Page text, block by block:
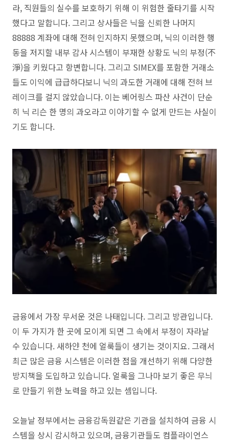
라, 직원들의 실수를 보호하기 위해 이 위험한 줄타기를 시작
했다고 말합니다. 그리고 상사들은 닉을 신뢰한 나머지
88888 계좌에 대해 전혀 인지하지 못했으며, 닉의 이러한 행
동을 저지할 내부 감사 시스템이 부재한 상황도 닉의 부정(不
淨)을 키웠다고 항변합니다. 그리고 SIMEX를 포함한 거래소
들도 이익에 급급하다보니 닉의 과도한 거래에 대해 전혀 브
레이크를 걸지 않았습니다. 이는 베어링스 파산 사건이 단순
히 닉 리슨 한 명의 과오라고 이야기할 수 없게 만드는 사실이
기도 합니다.
금융에서 가장 무서운 것은 나태입니다. 그리고 방관입니다.
이 두 가지가 한 곳에 모이게 되면 그 속에서 부정이 자라날
수 있습니다. 새하얀 천에 얼룩들이 생기는 것이지요. 그래서
최근 많은 금융 시스템은 이러한 점을 개선하기 위해 다양한
방지책을 도입하고 있습니다. 얼룩을 그나마 보기 좋은 무늬
로 만들기 위한 노력을 하고 있는 셈입니다.
오늘날 정부에서는 금융감독원같은 기관을 설치하여 금융 시
스템을 상시 감시하고 있으며, 금융기관들도 컴플라이언스